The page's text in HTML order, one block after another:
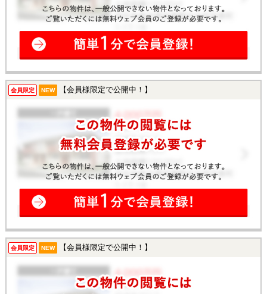
会員限定 NEW 【会員様限定で公開中！】
会員限定 NEW 【会員様限定で公開中！】